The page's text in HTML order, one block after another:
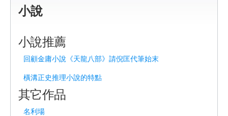
小說
小說推薦
回顧金庸小說《天龍八部》請倪匡代筆始末
橫溝正史推理小說的特點
其它作品
名利場